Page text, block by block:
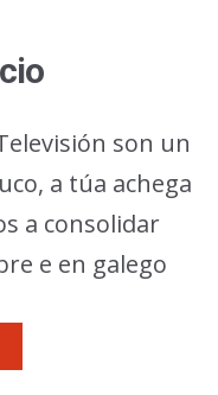
son un
a túa achega
a consolidar
e en galego